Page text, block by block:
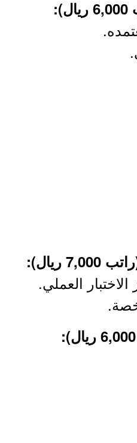
العملي.